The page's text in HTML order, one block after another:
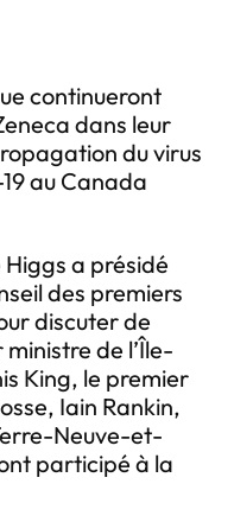
continueront
dans leur
du virus
au Canada
a présidé
des premiers
discuter de
de l’Île-
King, le premier
Iain Rankin,
Neuve-et-
participé à la